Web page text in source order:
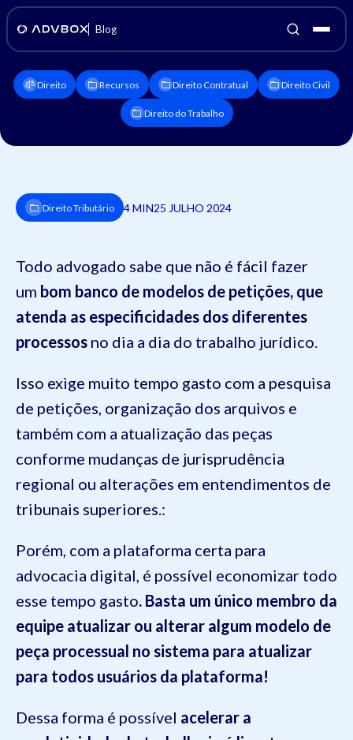
Blog
Direito Recursos Direito Contratual Direito Civil
Direito do Trabalho
Direito Tributário 4 MIN25 JULHO 2024
Todo advogado sabe que não é fácil fazer
um bom banco de modelos de petições, que
atenda as especificidades dos diferentes
processos no dia a dia do trabalho jurídico.
Isso exige muito tempo gasto com a pesquisa
de petições, organização dos arquivos e
também com a atualização das peças
conforme mudanças de jurisprudência
regional ou alterações em entendimentos de
tribunais superiores.:
Porém, com a plataforma certa para
advocacia digital, é possível economizar todo
esse tempo gasto. Basta um único membro da
equipe atualizar ou alterar algum modelo de
peça processual no sistema para atualizar
para todos usuários da plataforma!
Dessa forma é possível acelerar a